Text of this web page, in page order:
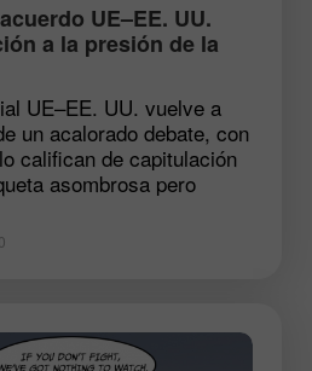
UE–EE. UU.
a la presión de la
UE–EE. UU. vuelve a
un acalorado debate, con
califican de capitulación
asombrosa pero